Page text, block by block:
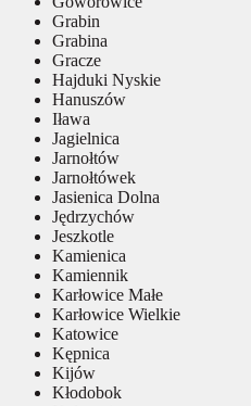
Grabin
Grabina
Gracze
Hajduki Nyskie
Hanuszów
Iława
Jagielnica
Jarnołtów
Jarnołtówek
Jasienica Dolna
Jędrzychów
Jeszkotle
Kamienica
Kamiennik
Karłowice Małe
Karłowice Wielkie
Katowice
Kępnica
Kijów
Kłodobok